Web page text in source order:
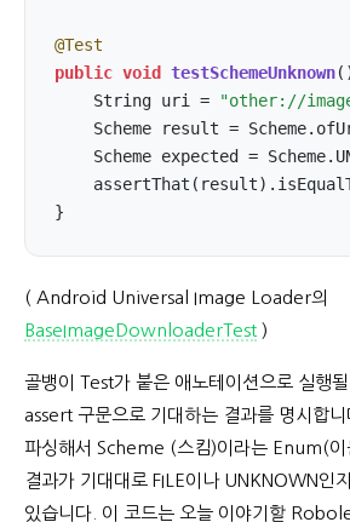
@Test
public void testSchemeUnknown
    String uri =
"other://
Scheme result =
Scheme expected =
}
( Android Universal Image Loader의
BaseImageDownloaderTest )
골뱅이 Test가 붙은 애노테이션으로 실행
assert 구문으로 기대하는 결과를 명시합
파싱해서 Scheme (스킴)이라는 Enum(이
결과가 기대대로 FILE이나 UNKNOWN인
있습니다. 이 코드는 오늘 이야기할